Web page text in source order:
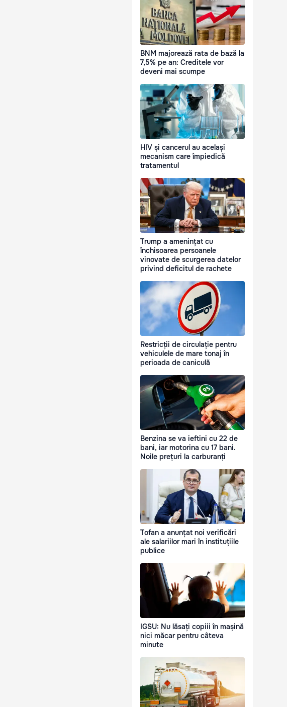
BNM majorează rata de bază la
7,5% pe an: Creditele vor
deveni mai scumpe
HIV și cancerul au același
mecanism care împiedică
tratamentul
Trump a amenințat cu
închisoarea persoanele
vinovate de scurgerea datelor
privind deficitul de rachete
Restricții de circulație pentru
vehiculele de mare tonaj în
perioada de caniculă
Benzina se va ieftini cu 22 de
bani, iar motorina cu 17 bani.
Noile prețuri la carburanți
Tofan a anunțat noi verificări
ale salariilor mari în instituțiile
publice
IGSU: Nu lăsați copiii în mașină
nici măcar pentru câteva
minute